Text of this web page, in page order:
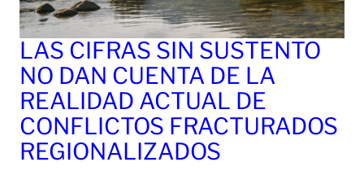
LAS CIFRAS SIN SUSTENTO
NO DAN CUENTA DE LA
REALIDAD ACTUAL DE
CONFLICTOS FRACTURADOS
REGIONALIZADOS